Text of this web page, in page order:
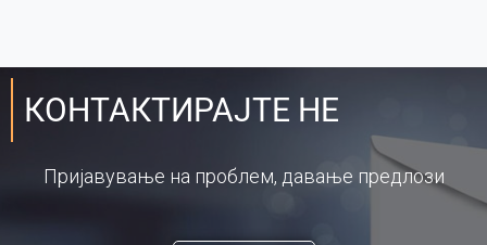
КОНТАКТИРАЈТЕ НЕ
Пријавување на проблем, давање предлози